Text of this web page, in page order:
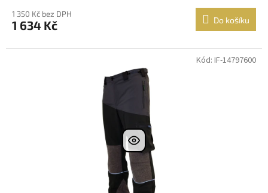
1 350 Kč bez DPH
1 634 Kč Do košíku
Kód: IF-14797600